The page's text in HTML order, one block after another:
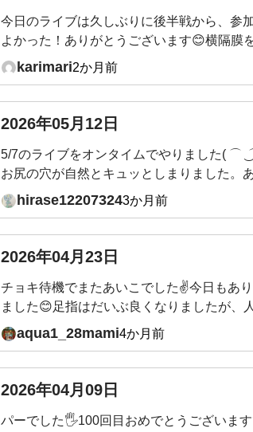
今日のライブは久しぶりに後半戦から、参
よかった！ありがとうございます😊横隔膜
きに、パリパリと剥がれるような音が聞こ
けで骨盤前傾後継をするときも同じ箇所で
うか？？
karimari2か月前
2026年05月12日
5/7のライブをオンタイムでやりました( ⌒
お尻の穴が自然とキュッとしまりました。
いところまで自然と力が入っていく感じで
生、この状態、いいかんじですか？これま
良くなってます。
hirase122073243か月前
2026年04月23日
チョキ待機でまたあいこでした✌️今日もあ
ました😊足指はだいぶ良くなりましたが、
く動かず親指とぶつかりがちです。地道に
思います。来週の質問、メールのリンクか
いたします🙇
aqua1_28mami4か月前
2026年04月09日
パーでした🖐️100回目おめでとうございます